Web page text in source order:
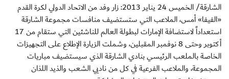
الشارقة/ الخميس 24 يناير 2013: زار وفد من الاتحاد الدولي لكرة القدم
«الفيفا» أمس، الملاعب التي ستستضيف منافسات مجموعة الشارقة
استعداداً لاستضافة الإمارات لبطولة العالم للناشئين التي ستقام من 17
أكتوبر وحتى 8 نوفمبر المقبلين، وشملت الزيارة الإطلاع على التجهيزات
الخاصة بالملعب الرئيسي بنادي الشارقة الذي سيستضيف مباريات
المجموعة، والملاعب الفرعية في كل من ناديي الشعب والذيد اللذان